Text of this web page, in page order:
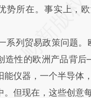
势所在。事实上，
列贸易政策问题。
造性的欧洲产品背
能仪器，一个半导
。但现在，这些创意